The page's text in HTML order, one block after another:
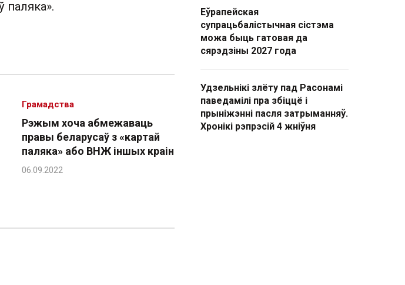
паляка».
Рэжым хоча абмежаваць
правы беларусаў з «картай
паляка» або ВНЖ іншых краін
Грамадства
Еўрапейская
супрацьбалістычная сістэма
можа быць гатовая да
сярэдзіны 2027 года
Удзельнікі злёту пад Расонамі
паведамілі пра збіццё і
прыніжэнні пасля затрыманняў.
Хронікі рэпрэсій 4 жніўня